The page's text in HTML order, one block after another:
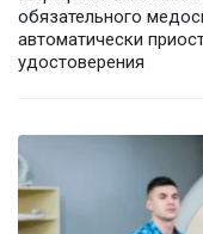
обязательного
автоматически
удостоверения